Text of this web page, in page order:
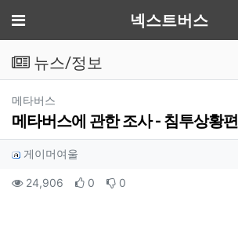
메뉴 넥스트버스
뉴스/정보
메타버스
메타버스에 관한 조사 - 침투상황편
작성자 정보
게이머여울
컨텐츠 정보
24,906 조회 0 추천 0